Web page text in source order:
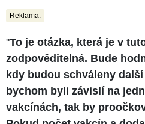
Reklama:
"To je otázka, která je v
zodpověditelná. Bude
kdy budou schváleny
bychom byli závislí na
vakcínách, tak by